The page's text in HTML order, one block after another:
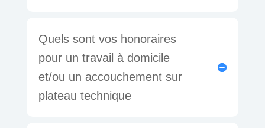
Quels sont vos honoraires
pour un travail à domicile
et/ou un accouchement sur
plateau technique